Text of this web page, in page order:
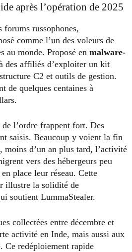
après l’opération de 2025
russophones,
comme l’un des voleurs de
au monde. Proposé en malware-
des affiliés d’exploiter un kit
C2 et outils de gestion.
de quelques centaines à
l’ordre frappent fort. Des
saisis. Beaucoup y voient la fin
moins d’un an plus tard, l’activité
vers des hébergeurs peu
place leur réseau. Cette
illustre la solidité de
soutient LummaStealer.
collectées entre décembre et
activité en Inde, mais aussi aux
Ce redéploiement rapide